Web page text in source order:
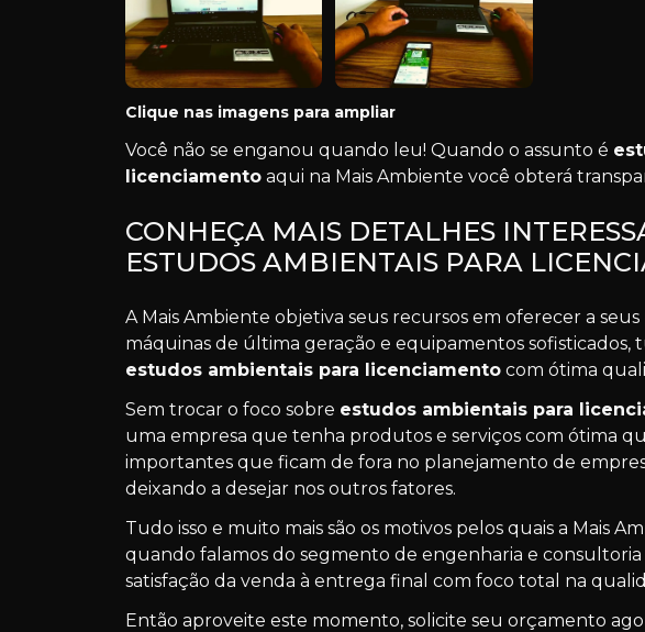
Clique nas imagens para ampliar
Você não se enganou quando leu! Quando o assunto é
licenciamento aqui na Mais Ambiente você obterá
CONHEÇA MAIS DETALHES
ESTUDOS AMBIENTAIS PARA
A Mais Ambiente objetiva seus recursos em oferecer a
máquinas de última geração e equipamentos sofisticados,
estudos ambientais para licenciamento com ótima
Sem trocar o foco sobre estudos ambientais para
uma empresa que tenha produtos e serviços com ótima
importantes que ficam de fora no planejamento de
deixando a desejar nos outros fatores.
Tudo isso e muito mais são os motivos pelos quais a Mais
quando falamos do segmento de engenharia e
satisfação da venda à entrega final com foco total na
Então aproveite este momento, solicite seu orçamento